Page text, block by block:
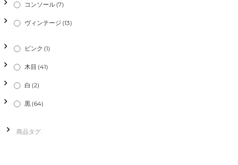
コンソール (7)
ヴィンテージ (13)
ピンク (1)
木目 (41)
白 (2)
黒 (64)